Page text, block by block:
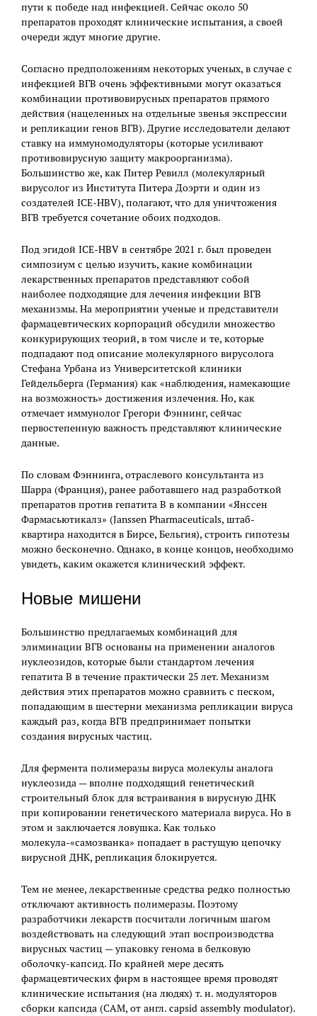
пути к победе над инфекцией. Сейчас около 50
препаратов проходят клинические испытания, а своей
очереди ждут многие другие.
Согласно предположениям некоторых ученых, в случае с
инфекцией ВГВ очень эффективными могут оказаться
комбинации противовирусных препаратов прямого
действия (нацеленных на отдельные звенья экспрессии
и репликации генов ВГВ). Другие исследователи делают
ставку на иммуномодуляторы (которые усиливают
противовирусную защиту макроорганизма).
Большинство же, как Питер Ревилл (молекулярный
вирусолог из Института Питера Доэрти и один из
создателей ICE-HBV), полагают, что для уничтожения
ВГВ требуется сочетание обоих подходов.
Под эгидой ICE-HBV в сентябре 2021 г. был проведен
симпозиум с целью изучить, какие комбинации
лекарственных препаратов представляют собой
наиболее подходящие для лечения инфекции ВГВ
механизмы. На мероприятии ученые и представители
фармацевтических корпораций обсудили множество
конкурирующих теорий, в том числе и те, которые
подпадают под описание молекулярного вирусолога
Стефана Урбана из Университетской клиники
Гейдельберга (Германия) как «наблюдения, намекающие
на возможность» достижения излечения. Но, как
отмечает иммунолог Грегори Фэннинг, сейчас
первостепенную важность представляют клинические
данные.
По словам Фэннинга, отраслевого консультанта из
Шарра (Франция), ранее работавшего над разработкой
препаратов против гепатита В в компании «Янссен
Фармасьютикалз» (Janssen Pharmaceuticals, штаб-
квартира находится в Бирсе, Бельгия), строить гипотезы
можно бесконечно. Однако, в конце концов, необходимо
увидеть, каким окажется клинический эффект.
Новые мишени
Большинство предлагаемых комбинаций для
элиминации ВГВ основаны на применении аналогов
нуклеозидов, которые были стандартом лечения
гепатита В в течение практически 25 лет. Механизм
действия этих препаратов можно сравнить с песком,
попадающим в шестерни механизма репликации вируса
каждый раз, когда ВГВ предпринимает попытки
создания вирусных частиц.
Для фермента полимеразы вируса молекулы аналога
нуклеозида — вполне подходящий генетический
строительный блок для встраивания в вирусную ДНК
при копировании генетического материала вируса. Но в
этом и заключается ловушка. Как только
молекула-«самозванка» попадает в растущую цепочку
вирусной ДНК, репликация блокируется.
Тем не менее, лекарственные средства редко полностью
отключают активность полимеразы. Поэтому
разработчики лекарств посчитали логичным шагом
воздействовать на следующий этап воспроизводства
вирусных частиц — упаковку генома в белковую
оболочку-капсид. По крайней мере десять
фармацевтических фирм в настоящее время проводят
клинические испытания (на людях) т. н. модуляторов
сборки капсида (CAM, от англ. capsid assembly modulator).